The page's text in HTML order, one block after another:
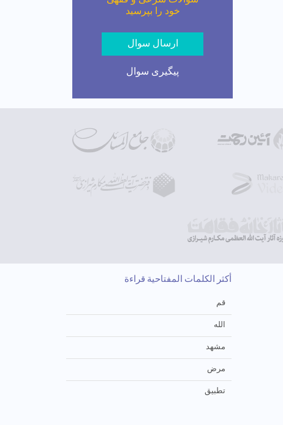
خود را بپرسید
ارسال سوال
پیگیری سوال
أكثر الكلمات المفتاحية قراءة
قم
الله
مشهد
مرض
تطبيق